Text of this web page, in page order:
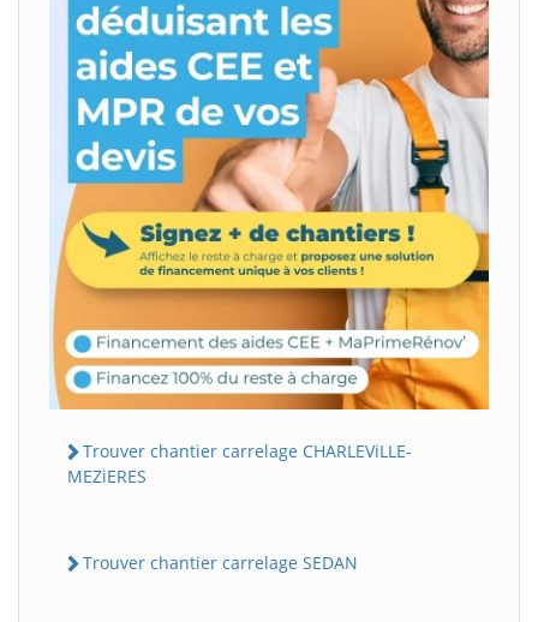
Trouver chantier carrelage CHARLEViLLE-
MEZiERES
Trouver chantier carrelage SEDAN